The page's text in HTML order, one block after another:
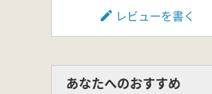
レビューを書く
あなたへのおすすめ